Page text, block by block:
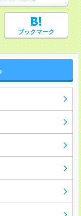
ブックマーク